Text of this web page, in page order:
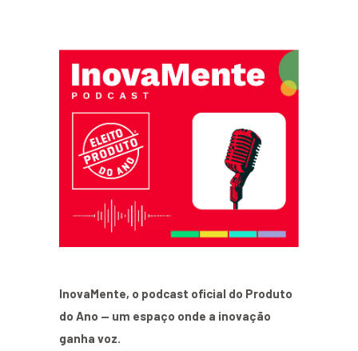
InovaMente, o podcast oficial do Produto
do Ano — um espaço onde a inovação
ganha voz.